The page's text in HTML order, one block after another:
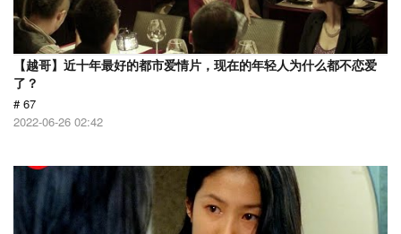
【越哥】近十年最好的都市爱情片，现在的年轻人为什么都不恋爱
了？
# 67
2022-06-26 02:42